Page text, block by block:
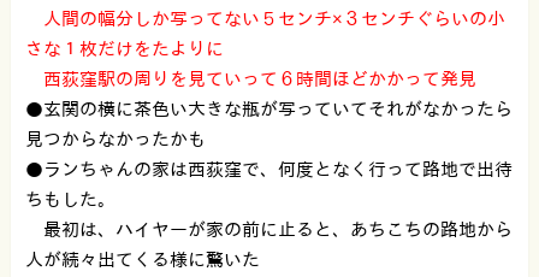
人間の幅分しか写ってない５センチ×３センチぐらいの小
さな１枚だけをたよりに
西荻窪駅の周りを見ていって６時間ほどかかって発見
●玄関の横に茶色い大きな瓶が写っていてそれがなかったら
見つからなかったかも
●ランちゃんの家は西荻窪で、何度となく行って路地で出待
ちもした。
最初は、ハイヤーが家の前に止ると、あちこちの路地から
人が続々出てくる様に驚いた